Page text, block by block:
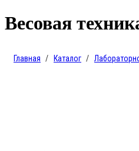
Весовая
Главная Каталог